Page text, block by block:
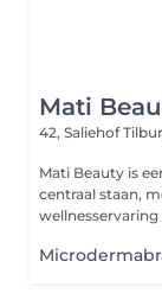
Mati
42, Saliehof
Mati Beauty is
centraal staan,